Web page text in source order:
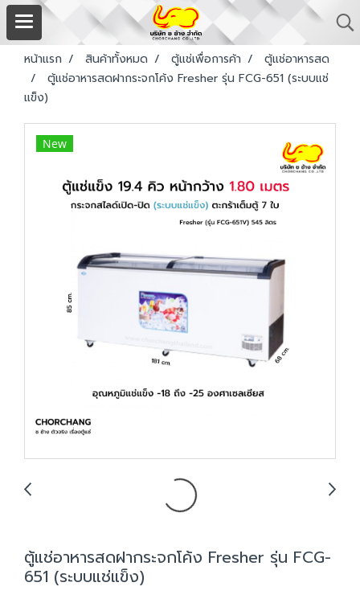
หน้าแรก สินค้าทั้งหมด ตู้แช่เพื่อการค้า
ตู้แช่อาหารสด
ตู้แช่อาหารสดฝากระจกโค้ง Fresher รุ่น FCG-651 (ระบบแช่
แข็ง)
New
ตู้แช่อาหารสดฝากระจกโค้ง Fresher รุ่น FCG-
651 (ระบบแช่แข็ง)